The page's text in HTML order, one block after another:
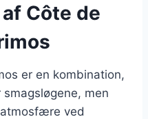
Côte de
er en kombination,
men
ved